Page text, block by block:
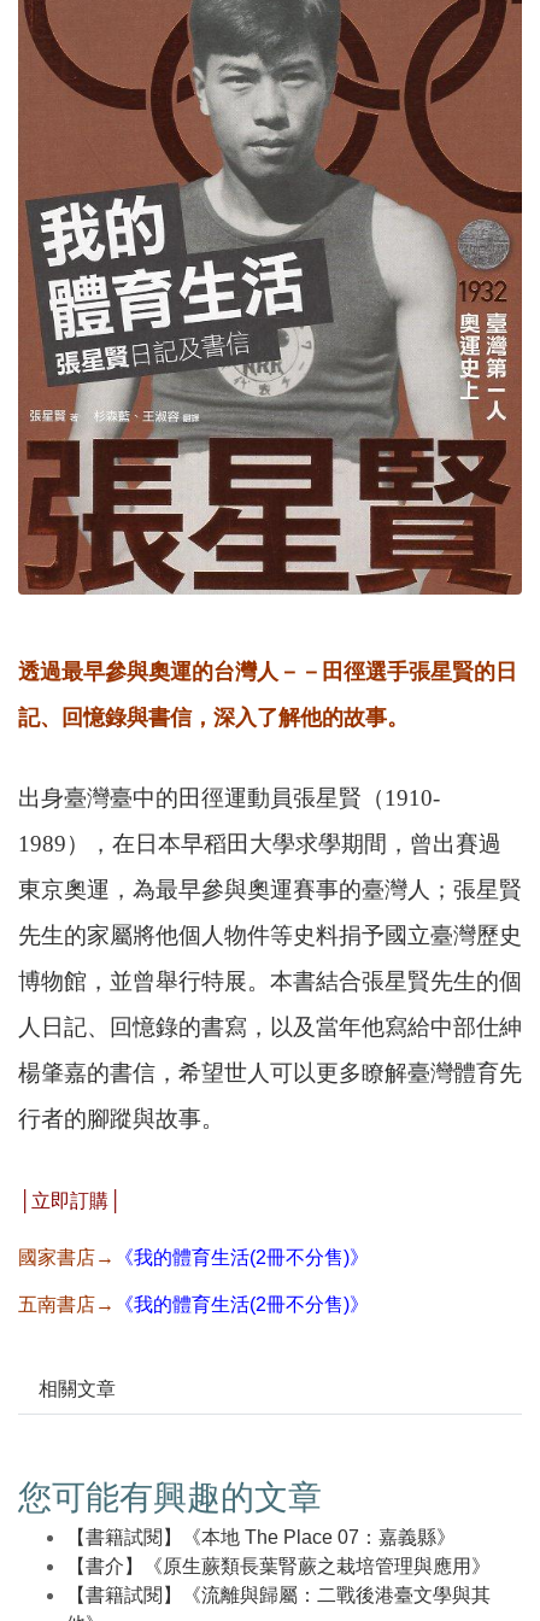
透過最早參與奧運的台灣人－－田徑選手張星賢的日
記、回憶錄與書信，深入了解他的故事。
出身臺灣臺中的田徑運動員張星賢（1910-
1989），在日本早稻田大學求學期間，曾出賽過
東京奧運，為最早參與奧運賽事的臺灣人；張星賢
先生的家屬將他個人物件等史料捐予國立臺灣歷史
博物館，並曾舉行特展。本書結合張星賢先生的個
人日記、回憶錄的書寫，以及當年他寫給中部仕紳
楊肇嘉的書信，希望世人可以更多瞭解臺灣體育先
行者的腳蹤與故事。
│立即訂購│
國家書店→ 《我的體育生活(2冊不分售)》
五南書店→ 《我的體育生活(2冊不分售)》
相關文章
您可能有興趣的文章
【書籍試閱】《本地 The Place 07：嘉義縣》
【書介】《原生蕨類長葉腎蕨之栽培管理與應用》
【書籍試閱】《流離與歸屬：二戰後港臺文學與其